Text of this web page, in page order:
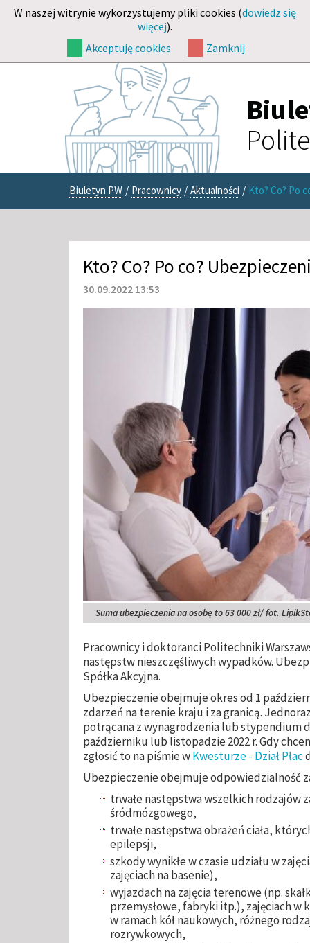
W naszej witrynie wykorzystujemy pliki cookies (dowiedz się
więcej).
Akceptuję cookies
Zamknij
Biuletyn PW / Pracownicy / Aktualności / Kto? Co? Po
Kto? Co? Po co?
30.09.2022 13:53
Suma ubezpieczenia na osobę to 63 000 zł/ fot.
Pracownicy i doktoranci Politechniki
następstw nieszczęśliwych wypadków.
Spółka Akcyjna.
Ubezpieczenie obejmuje okres od 1
zdarzeń na terenie kraju i za granicą.
potrącana z wynagrodzenia lub stypendium
październiku lub listopadzie 2022 r. Gdy
zgłosić to na piśmie wKwesturze - Dział Płac
Ubezpieczenie obejmuje odpowiedzialność
trwałe następstwa wszelkich rodzajów
śródmózgowego,
trwałe następstwa obrażeń ciała,
epilepsji,
szkody wynikłe w czasie udziału w
zajęciach na basenie),
wyjazdach na zajęcia terenowe (np.
przemysłowe, fabryki itp.), zajęciach w
w ramach kół naukowych, różnego
rozrywkowych,